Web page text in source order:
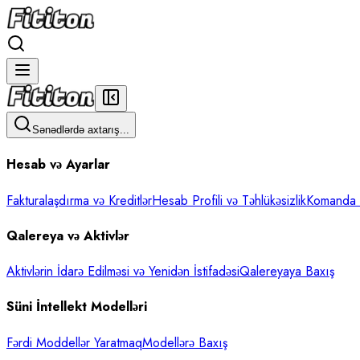
Sənədlərdə axtarış...
Hesab və Ayarlar
Fakturalaşdırma və KreditlərHesab Profili və TəhlükəsizlikKomanda
Qalereya və Aktivlər
Aktivlərin İdarə Edilməsi və Yenidən İstifadəsiQalereyaya Baxış
Süni İntellekt Modelləri
Fərdi Moddellər YaratmaqModellərə Baxış